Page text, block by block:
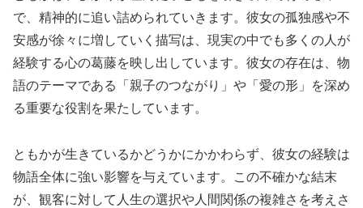
で、精神的に追い詰められていきます。彼女の孤独感や不
安感が徐々に増していく描写は、現実の中でも多くの人が
経験する心の葛藤を映し出しています。彼女の存在は、物
語のテーマである「親子のつながり」や「愛の形」を深め
る重要な役割を果たしています。
ともかが生きているかどうかにかかわらず、彼女の経験は
物語全体に強い影響を与えています。この不確かな結末
が、観客に対して人生の選択や人間関係の複雑さを考えさ